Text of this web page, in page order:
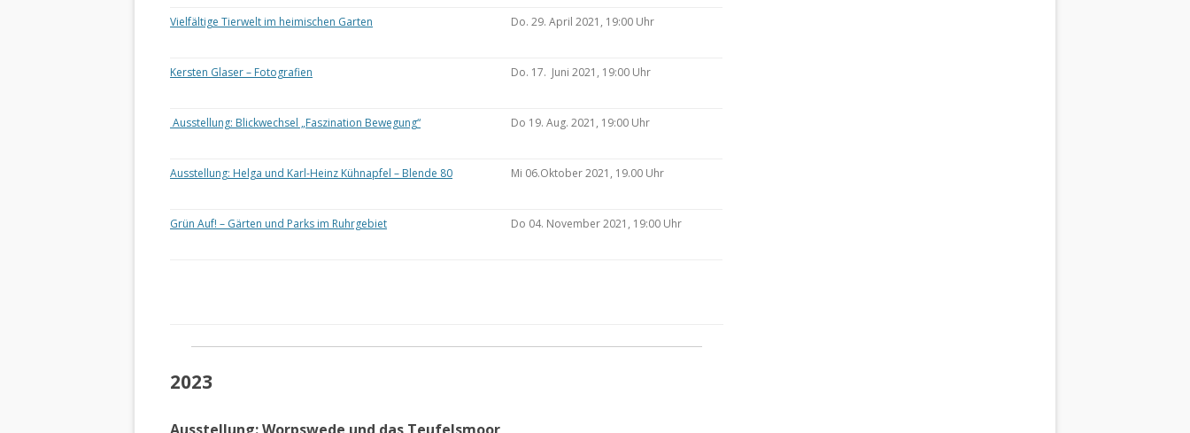
Vielfältige Tierwelt im heimischen Garten Do. 29. April 2021, 19:00 Uhr
Kersten Glaser – Fotografien Do. 17. Juni 2021, 19:00 Uhr
Ausstellung: Blickwechsel „Faszination Bewegung“ Do 19. Aug. 2021, 19:00 Uhr
Ausstellung: Helga und Karl-Heinz Kühnapfel – Blende 80 Mi 06.Oktober 2021, 19.00 Uhr
Grün Auf! – Gärten und Parks im Ruhrgebiet Do 04. November 2021, 19:00 Uhr
2023